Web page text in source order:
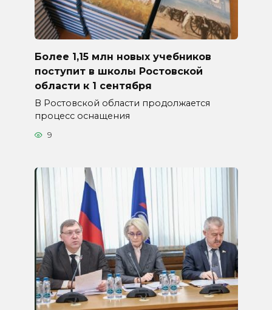
Более 1,15 млн новых учебников
поступит в школы Ростовской
области к 1 сентября
В Ростовской области продолжается
процесс оснащения
9